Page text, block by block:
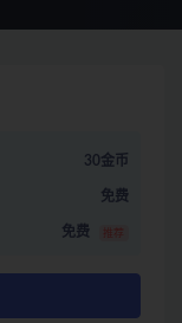
30金币
免费
免费 推荐